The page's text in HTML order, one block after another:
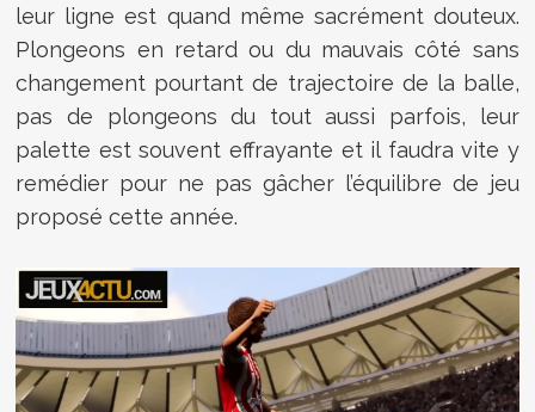
leur ligne est quand même sacrément douteux.
Plongeons en retard ou du mauvais côté sans
changement pourtant de trajectoire de la balle,
pas de plongeons du tout aussi parfois, leur
palette est souvent effrayante et il faudra vite y
remédier pour ne pas gâcher l’équilibre de jeu
proposé cette année.